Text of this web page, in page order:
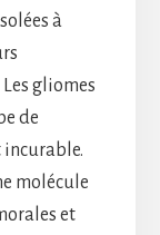
à
gliomes
de
incurable.
molécule
et